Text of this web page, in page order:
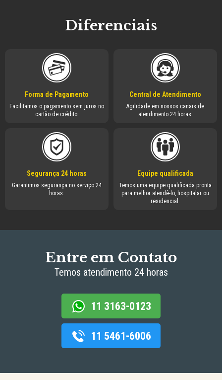
Diferenciais
Forma de Pagamento
Facilitamos o pagamento sem juros no
cartão de crédito.
Central de Atendimento
Agilidade em nossos canais de
atendimento 24 horas.
Segurança 24 horas
Garantimos segurança no serviço 24
horas.
Equipe qualificada
Temos uma equipe qualificada pronta
para melhor atendê-lo, hospitalar ou
residencial.
Entre em Contato
Temos atendimento 24 horas
11 3163-0123
11 5461-6006